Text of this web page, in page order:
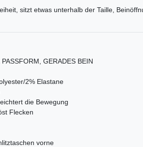
sitzt etwas unterhalb der Taille,
GERADES BEIN
2% Elastane
die Bewegung
Flecken
vorne